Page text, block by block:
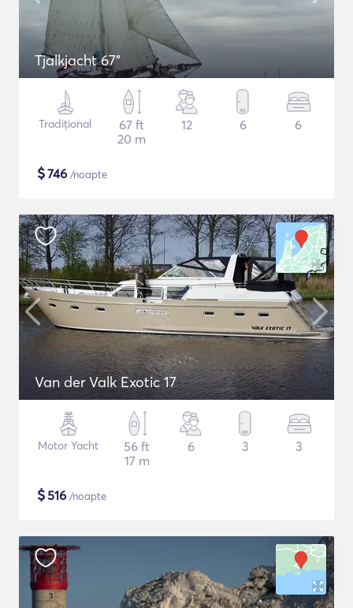
Tjalkjacht 67"
Tradițional
67 ft
20 m
12 6 6
$746 /noapte
Van der Valk Exotic 17
Motor Yacht
56 ft
17 m
6 3 3
$516 /noapte